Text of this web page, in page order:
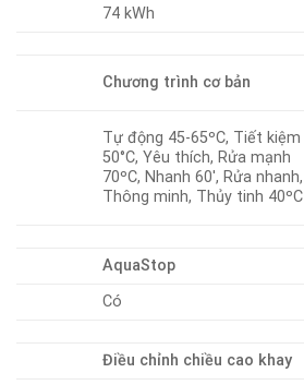
74 kWh
Chương trình cơ bản
Tự động 45-65ºC, Tiết kiệm
50°C, Yêu thích, Rửa mạnh
70ºC, Nhanh 60′, Rửa nhanh,
Thông minh, Thủy tinh 40ºC
AquaStop
Có
Điều chỉnh chiều cao khay